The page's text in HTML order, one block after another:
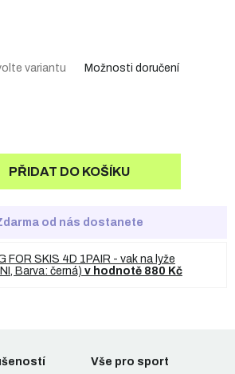
variantu Možnosti doručení
PŘIDAT DO KOŠÍKU
od nás dostanete
FOR SKIS 4D 1PAIR - vak na lyže
Barva: černá) v hodnotě 880 Kč
Vše pro sport